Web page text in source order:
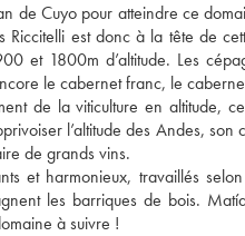
de Cuyo pour atteindre ce
est donc à la tête de
et 1800m d’altitude. Les
le cabernet franc, le
de la viticulture en altitude,
l’altitude des Andes,
de grands vins.
et harmonieux, travaillés
les barriques de bois.
à suivre !